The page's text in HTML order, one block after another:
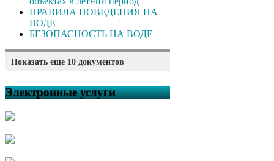
ПРАВИЛА ПОВЕДЕНИЯ НА
ВОДЕ
БЕЗОПАСНОСТЬ НА ВОДЕ
Показать еще 10 документов
поведении детей на воде!
Жаркие дни мая — повод
Электронные услуги